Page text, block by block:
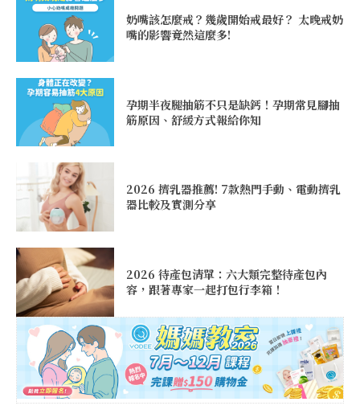
奶嘴該怎麼戒？幾歲開始戒最好？ 太晚戒奶
嘴的影響竟然這麼多!
孕期半夜腿抽筋不只是缺鈣！孕期常見腳抽
筋原因、舒緩方式報給你知
2026 擠乳器推薦! 7款熱門手動、電動擠乳
器比較及實測分享
2026 待產包清單：六大類完整待產包內
容，跟著專家一起打包行李箱！